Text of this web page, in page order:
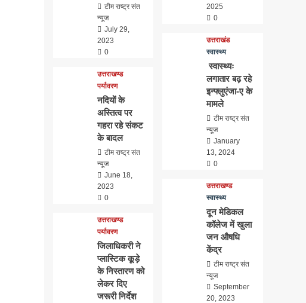
टीम राष्ट्र संत
न्यूज
July 29,
2023
0
उत्तराखण्ड
पर्यावरण
नदियों के
अस्तित्व पर
गहरा रहे संकट
के बादल
टीम राष्ट्र संत
न्यूज
June 18,
2023
0
उत्तराखण्ड
पर्यावरण
जिलाधिकरी ने
प्लास्टिक कूड़े
के निस्तारण को
लेकर दिए
जरूरी निर्देश
2025
0
उत्तराखंड
स्वास्थ्य
स्वास्थ्यः
लगातार बढ़ रहे
इन्फ्लुएंजा-ए के
मामले
टीम राष्ट्र संत
न्यूज
January
13, 2024
0
उत्तराखण्ड
स्वास्थ्य
दून मेडिकल
कॉलेज में खुला
जन औषधि
केंद्र
टीम राष्ट्र संत
न्यूज
September
20, 2023